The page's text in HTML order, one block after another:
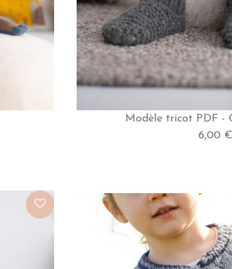
Modèle tricot PDF -
6,00 €